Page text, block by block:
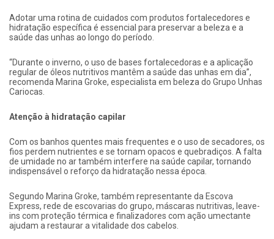
Adotar uma rotina de cuidados com produtos fortalecedores e
hidratação específica é essencial para preservar a beleza e a
saúde das unhas ao longo do período.
“Durante o inverno, o uso de bases fortalecedoras e a aplicação
regular de óleos nutritivos mantêm a saúde das unhas em dia”,
recomenda Marina Groke, especialista em beleza do Grupo Unhas
Cariocas.
Atenção à hidratação capilar
Com os banhos quentes mais frequentes e o uso de secadores, os
fios perdem nutrientes e se tornam opacos e quebradiços. A falta
de umidade no ar também interfere na saúde capilar, tornando
indispensável o reforço da hidratação nessa época.
Segundo Marina Groke, também representante da Escova
Express, rede de escovarias do grupo, máscaras nutritivas, leave-
ins com proteção térmica e finalizadores com ação umectante
ajudam a restaurar a vitalidade dos cabelos.